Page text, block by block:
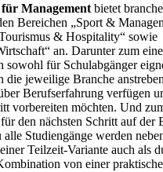
Management bietet
Bereichen „Sport &
& Hospitality“ sowie
an. Darunter zum
sowohl für Schulabgänger
die jeweilige Branche
Berufserfahrung verfügen
vorbereiten möchten. Und
den nächsten Schritt auf der
Studiengänge werden
Teilzeit-Variante auch als
von einer